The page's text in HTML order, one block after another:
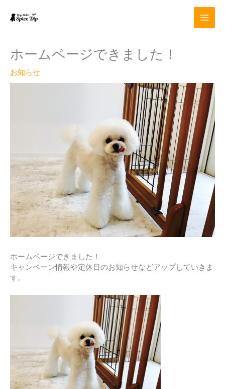
ホームページできました！
お知らせ
ホームページできました！
キャンペーン情報や定休日のお知らせなどアップしていきま
す。